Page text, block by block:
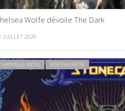
Wolfe dévoile The Dark
JUILLET 2026
METAL WEBZINE METAL